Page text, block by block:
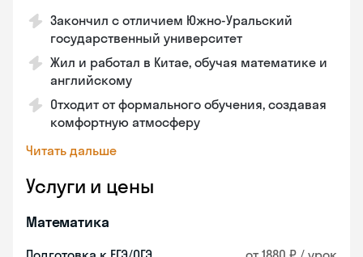
Закончил с отличием Южно-Уральский
государственный университет
Жил и работал в Китае, обучая математике и
английскому
Отходит от формального обучения, создавая
комфортную атмосферу
Читать дальше
Услуги и цены
Математика